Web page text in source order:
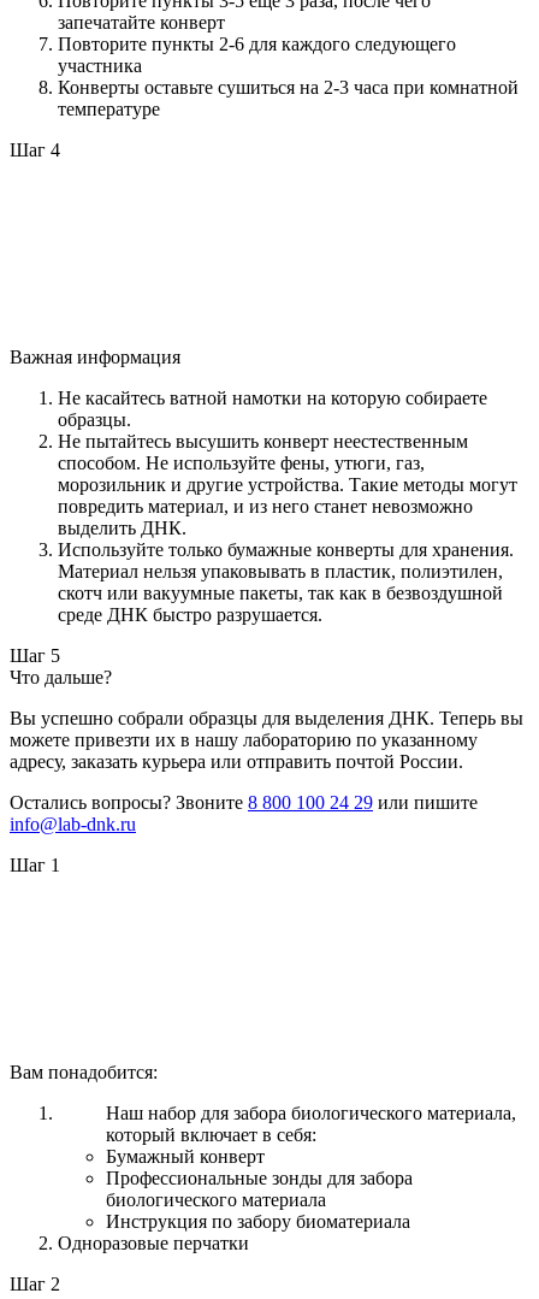
запечатайте конверт
Повторите пункты 2-6 для каждого следующего
участника
Конверты оставьте сушиться на 2-3 часа при комнатной
температуре
Шаг 4
Важная информация
Не касайтесь ватной намотки на которую собираете
образцы.
Не пытайтесь высушить конверт неестественным
способом. Не используйте фены, утюги, газ,
морозильник и другие устройства. Такие методы могут
повредить материал, и из него станет невозможно
выделить ДНК.
Используйте только бумажные конверты для хранения.
Материал нельзя упаковывать в пластик, полиэтилен,
скотч или вакуумные пакеты, так как в безвоздушной
среде ДНК быстро разрушается.
Шаг 5
Что дальше?
Вы успешно собрали образцы для выделения ДНК. Теперь вы
можете привезти их в нашу лабораторию по указанному
адресу, заказать курьера или отправить почтой России.
Остались вопросы? Звоните 8 800 100 24 29 или пишите
info@lab-dnk.ru
Шаг 1
Вам понадобится:
Наш набор для забора биологического материала,
который включает в себя:
Бумажный конверт
Профессиональные зонды для забора
биологического материала
Инструкция по забору биоматериала
Одноразовые перчатки
Шаг 2